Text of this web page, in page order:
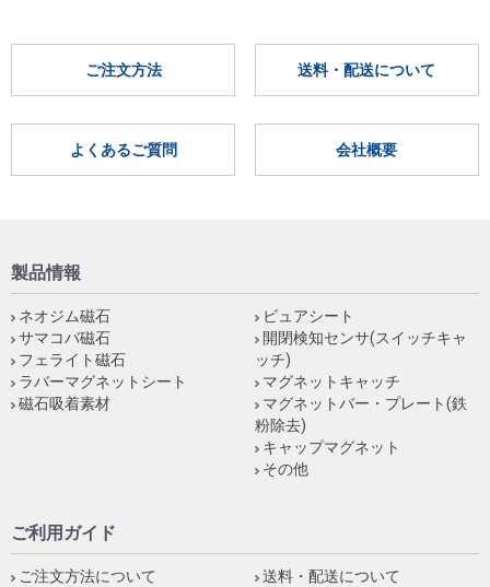
ご注文方法 送料・配送について
よくあるご質問 会社概要
製品情報
ネオジム磁石
サマコバ磁石
フェライト磁石
ラバーマグネットシート
磁石吸着素材
ビュアシート
開閉検知センサ(スイッチキャ
ッチ)
マグネットキャッチ
マグネットバー・プレート(鉄
粉除去)
キャップマグネット
その他
ご利用ガイド
ご注文方法について 送料・配送について